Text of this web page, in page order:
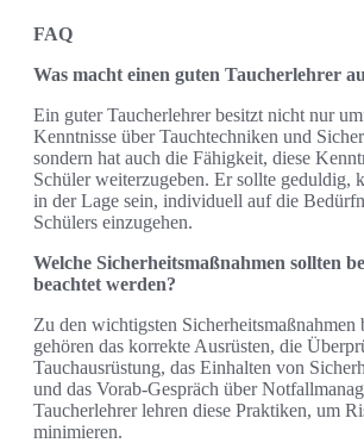
FAQ
Was macht einen guten Taucherlehrer
Ein guter Taucherlehrer besitzt nicht nur
Kenntnisse über Tauchtechniken und
sondern hat auch die Fähigkeit, diese
Schüler weiterzugeben. Er sollte geduldig,
in der Lage sein, individuell auf die
Schülers einzugehen.
Welche Sicherheitsmaßnahmen sollten
beachtet werden?
Zu den wichtigsten Sicherheitsmaßnahmen
gehören das korrekte Ausrüsten, die
Tauchausrüstung, das Einhalten von
und das Vorab-Gespräch über
Taucherlehrer lehren diese Praktiken, um
minimieren.